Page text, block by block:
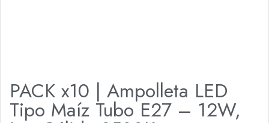
PACK x10 | Ampolleta LED
Tipo Maíz Tubo E27 – 12W,